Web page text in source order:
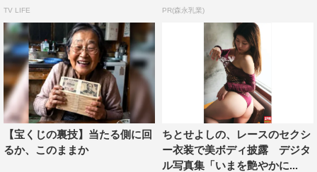
TV LIFE PR(森永乳業)
【宝くじの裏技】当たる側に回
るか、このままか
ちとせよしの、レースのセクシ
ー衣装で美ボディ披露 デジタ
ル写真集「いまを艶やかに...